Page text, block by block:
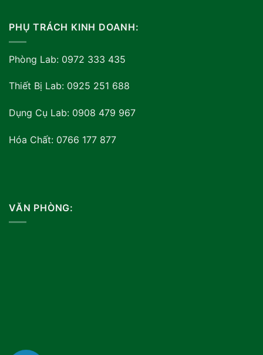
PHỤ TRÁCH KINH DOANH:
Phòng Lab: 0972 333 435
Thiết Bị Lab: 0925 251 688
Dụng Cụ Lab: 0908 479 967
Hóa Chất: 0766 177 877
VĂN PHÒNG: